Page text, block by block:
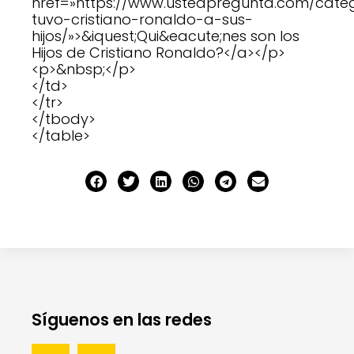
tuvo-cristiano-ronaldo-a-sus-
hijos/»>&iquest;Qui&eacute;nes son los
Hijos de Cristiano Ronaldo?</a></p>
<p>&nbsp;</p>
</td>
</tr>
</tbody>
</table>
Síguenos en las redes